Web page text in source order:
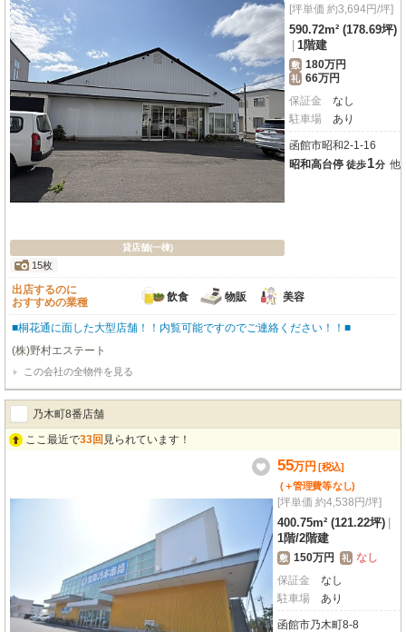
貸店舗(一棟)
15枚
[坪単価 約3,694円/坪]
590.72m² (178.69坪)
1階建
敷 180万円
礼 66万円
保証金
なし
駐車場
あり
函館市昭和2-1-16
昭和高台停 徒歩1分 他
出店するのに
おすすめの業種
飲食 物販 美容
■桐花通に面した大型店舗！！内覧可能ですのでご連絡ください！！■
(株)野村エステート
この会社の全物件を見る
乃木町8番店舗
ここ最近で33回 見られています！
55万円 [税込]
(＋管理費等なし)
[坪単価 約4,538円/坪]
400.75m² (121.22坪)
1階/2階建
敷 150万円 礼 なし
保証金
なし
駐車場
あり
函館市乃木町8-8